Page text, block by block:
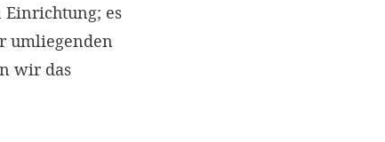
es
umliegenden
wir das